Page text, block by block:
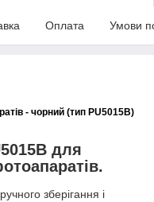
Оплата Умови
- чорний (тип PU5015B)
для
зберігання і